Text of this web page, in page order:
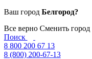
Ваш город Белгород?
Все верно Сменить город
Поиск
8 800 200 67 13
8 (800) 200-67-13